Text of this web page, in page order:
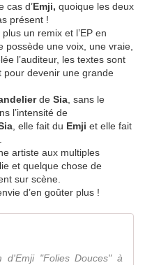
cas d’Emji, quoique les deux
présent !
un remix et l’EP en
possède une voix, une vraie,
l’auditeur, les textes sont
pour devenir une grande
de Sia , sans le
l’intensité de
, elle fait du Emji et elle fait
artiste aux multiples
et quelque chose de
sur scène.
d’en goûter plus !
d'Emji "Folies Douces" à